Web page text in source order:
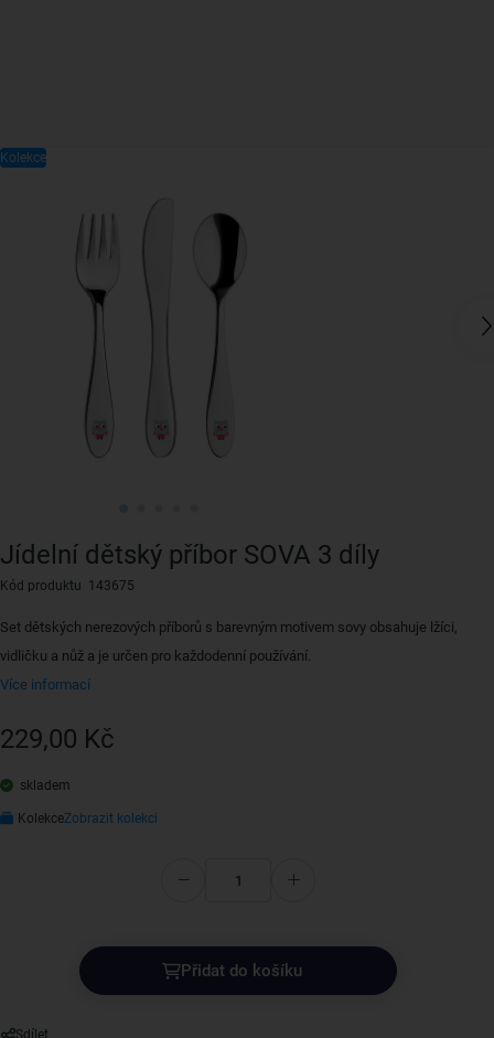
Jídelní dětský příbor SOVA 3 díly
Kód produktu 143675
Set dětských nerezových příborů s barevným motivem sovy obsahuje lžíci,
vidličku a nůž a je určen pro každodenní používání.
Více informací
229,00 Kč
skladem
KolekceZobrazit kolekci
Přidat do košíku
Sdílet
Kolekce